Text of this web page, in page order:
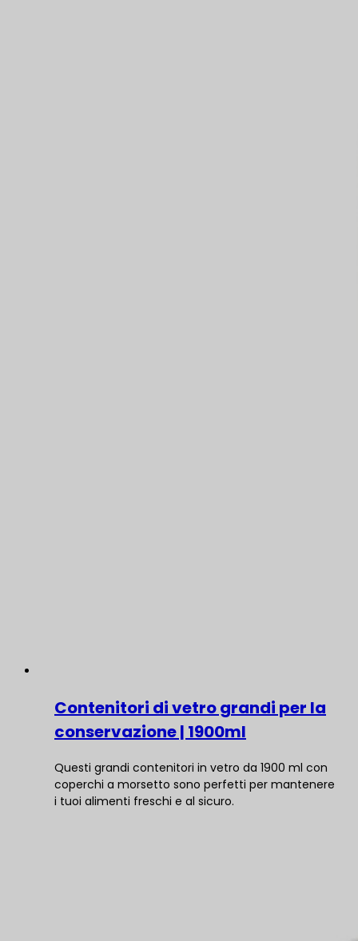
Contenitori di vetro grandi per la
conservazione | 1900ml
Questi grandi contenitori in vetro da 1900 ml con
coperchi a morsetto sono perfetti per mantenere
i tuoi alimenti freschi e al sicuro.